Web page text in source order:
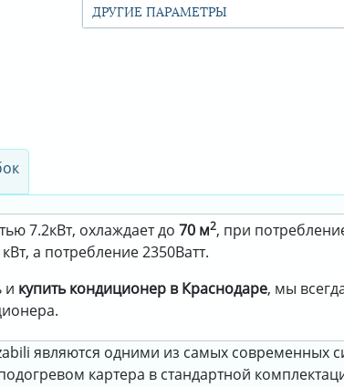
ДРУГИЕ ПАРАМЕТРЫ
7.2кВт, охлаждает до 70 м2, при
а потребление 2350Ватт.
и купить кондиционер в Краснодаре, мы
являются одними из самых современных
картера в стандартной